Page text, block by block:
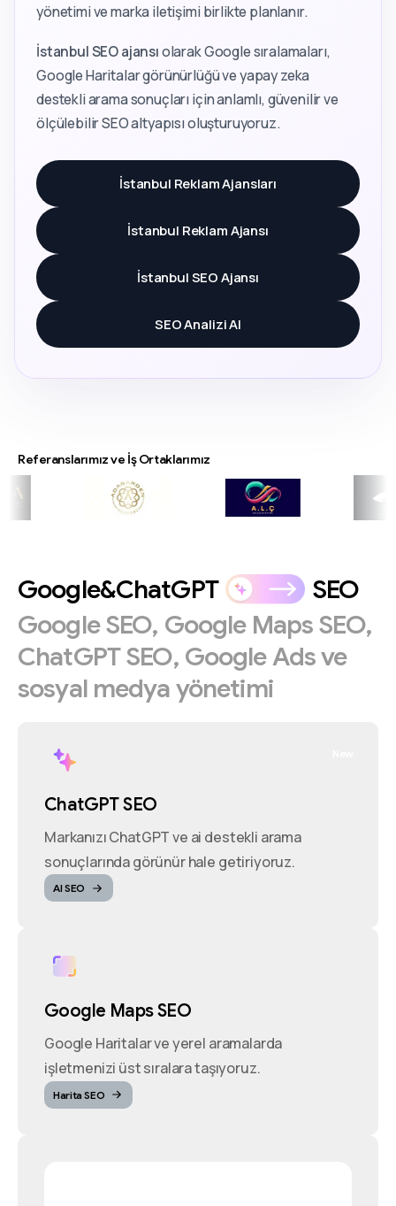
yönetimi ve marka iletişimi birlikte planlanır.
İstanbul SEO ajansıolarak Google sıralamaları,
Google Haritalar görünürlüğü ve yapay zeka
destekli arama sonuçları için anlamlı, güvenilir ve
ölçülebilir SEO altyapısı oluşturuyoruz.
İstanbul Reklam Ajansları
İstanbul Reklam Ajansı
İstanbul SEO Ajansı
SEO Analizi Al
Referanslarımız ve İş Ortaklarımız
Google&ChatGPT
SEO
GoogleSEO, Google MapsSEO,
ChatGPTSEO, GoogleAdsve
sosyal medyayönetimi
ChatGPT SEO
Markanızı ChatGPT ve ai destekli arama
sonuçlarında görünür hale getiriyoruz.
AI SEO
Google Maps SEO
Google Haritalar ve yerel aramalarda
işletmenizi üst sıralara taşıyoruz.
Harita SEO